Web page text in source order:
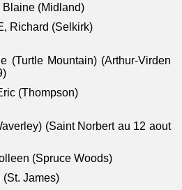
(Midland)
Richard (Selkirk)
(Turtle Mountain) (Arthur-Virden
(Thompson)
(Saint Norbert au 12 aout
(Spruce Woods)
(St. James)